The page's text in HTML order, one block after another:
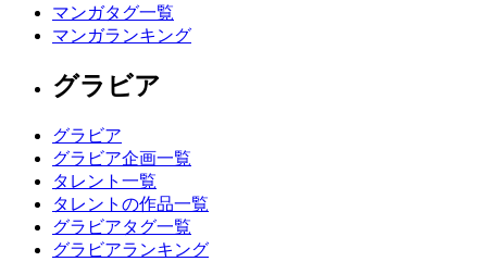
マンガタグ一覧
マンガランキング
グラビア
グラビア
グラビア企画一覧
タレント一覧
タレントの作品一覧
グラビアタグ一覧
グラビアランキング